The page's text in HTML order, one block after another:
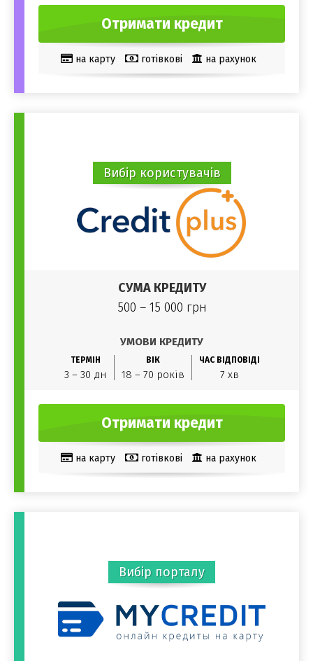
Отримати кредит
на карту готівкові
на рахунок
QIWI гаманець
Електронний гаманець
Вибір користувачів
СУМА КРЕДИТУ
500 – 15 000 грн
УМОВИ КРЕДИТУ
ТЕРМІН
3 – 30 дн
ВІК
18 – 70 років
ЧАС ВІДПОВІДІ
7 хв
Отримати кредит
на карту готівкові
на рахунок
QIWI гаманець
Яндекс Гроші
Вибір порталу